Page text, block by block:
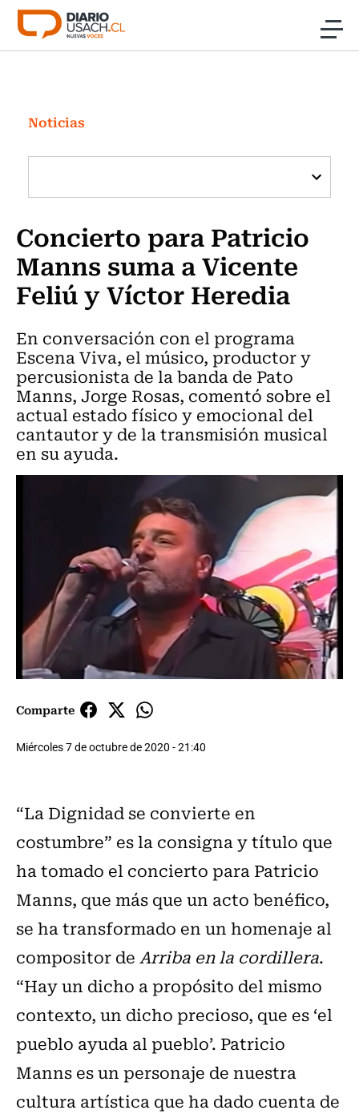
Click acá para ir directamente al contenido
Investigación
Cultura
Programas Radio y TV Usach
Noticias
Concierto para Patricio
Manns suma a Vicente
Feliú y Víctor Heredia
En conversación con el programa
Escena Viva, el músico, productor y
percusionista de la banda de Pato
Manns, Jorge Rosas, comentó sobre el
actual estado físico y emocional del
cantautor y de la transmisión musical
en su ayuda.
Comparte
Miércoles 7 de octubre de 2020 - 21:40
“La Dignidad se convierte en
costumbre” es la consigna y título que
ha tomado el concierto para Patricio
Manns, que más que un acto benéfico,
se ha transformado en un homenaje al
compositor deArriba en la cordillera.
“Hay un dicho a propósito del mismo
contexto, un dicho precioso, que es ‘el
pueblo ayuda al pueblo’. Patricio
Manns es un personaje de nuestra
cultura artística que ha dado cuenta de